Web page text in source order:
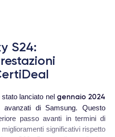
S24:
stato lanciato nel gennaio 2024
di Samsung. Questo
passo avanti in termini di
significativi rispetto